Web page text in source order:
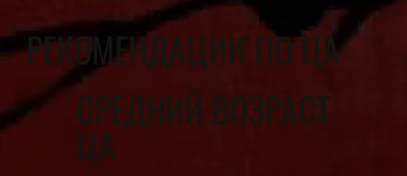
РЕКОМЕНДАЦИИ ПО ЦА
СРЕДНИЙ ВОЗРАСТ
ЦА